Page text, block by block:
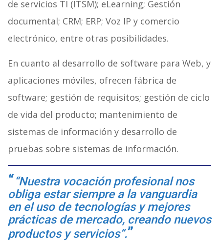
de servicios TI (ITSM); eLearning; Gestión
documental; CRM; ERP; Voz IP y comercio
electrónico, entre otras posibilidades.
En cuanto al desarrollo de software para Web, y
aplicaciones móviles, ofrecen fábrica de
software; gestión de requisitos; gestión de ciclo
de vida del producto; mantenimiento de
sistemas de información y desarrollo de
pruebas sobre sistemas de información.
“Nuestra vocación profesional nos
obliga estar siempre a la vanguardia
en el uso de tecnologías y mejores
prácticas de mercado, creando nuevos
productos y servicios”.